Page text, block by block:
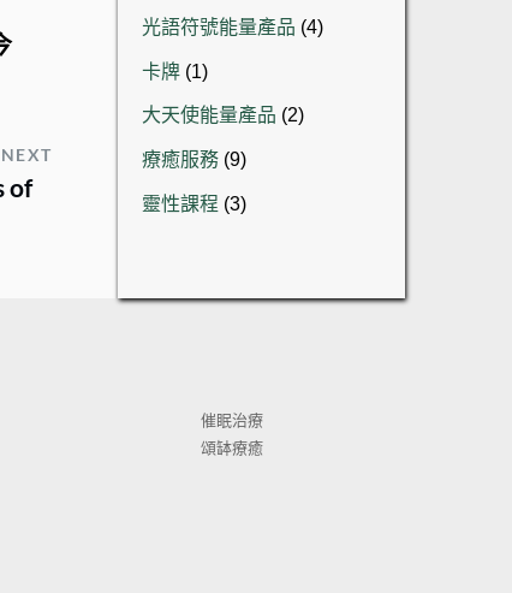
NEXT
of
品
光語符號能量產品 44
卡牌 11
產
品
大天使能量產品 22
療癒服務 99
產
靈性課程 33
催眠治療
頌缽療癒